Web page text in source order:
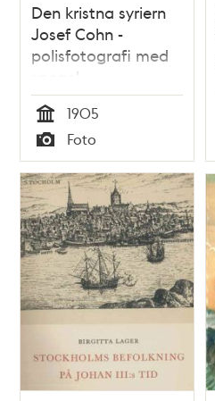
Den kristna syriern
Josef Cohn -
polisfotografi med
spegel
Tid
1905
Typ
Foto